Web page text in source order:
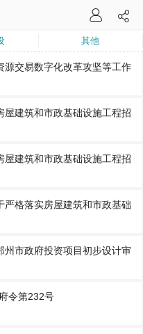
其他
源交易数字化改革攻坚等工作
建筑和市政基础设施工程招
建筑和市政基础设施工程招
格落实房屋建筑和市政基础
州市政府投资项目初步设计审
令第232号